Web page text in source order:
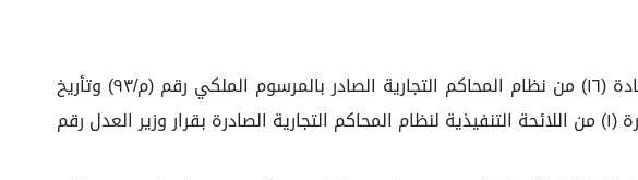
ولما كانت الدعوى مقامة على تاجر، تعلّق به اختصاص المحاكم التجارية لاندراجه تحت الفقرة (٢) من المادة (١٦) من نظام المحاكم التجارية الصادر بالمرسوم الملكي رقم (م/٩٣) وتأريخ
١٥/٠٨/١٤٤١هـ، وبما أن مبلغ المطالبة لا يزيد عن مليون ريال، فإن الدائرة مختصة نوعياً وفقا للمادة (١١) الفقرة (١) من اللائحة التنفيذية لنظام المحاكم التجارية الصادرة بقرار وزير العدل رقم